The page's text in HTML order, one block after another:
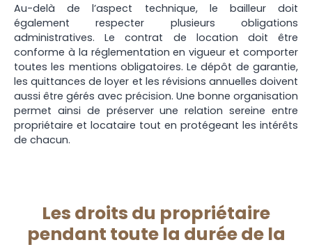
Au-delà de l’aspect technique, le bailleur doit
également respecter plusieurs obligations
administratives. Le contrat de location doit être
conforme à la réglementation en vigueur et comporter
toutes les mentions obligatoires. Le dépôt de garantie,
les quittances de loyer et les révisions annuelles doivent
aussi être gérés avec précision. Une bonne organisation
permet ainsi de préserver une relation sereine entre
propriétaire et locataire tout en protégeant les intérêts
de chacun.
Les droits du propriétaire
pendant toute la durée de la